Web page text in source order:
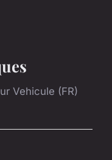
Vehicule (FR)